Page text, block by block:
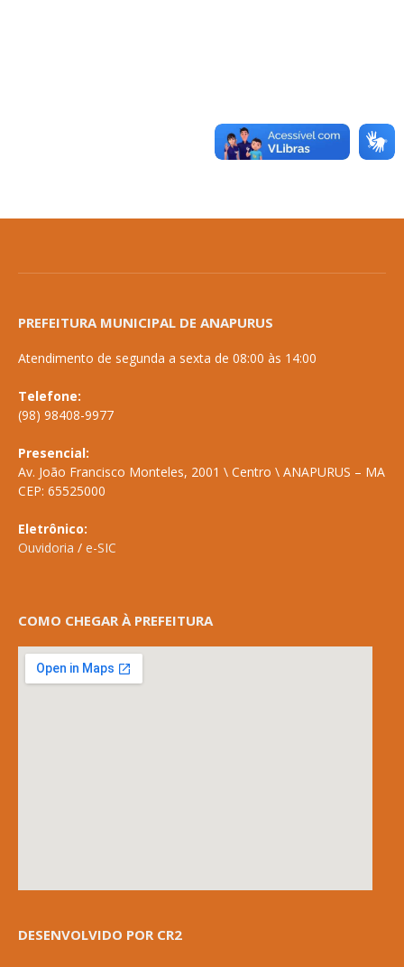
PREFEITURA MUNICIPAL DE ANAPURUS
Atendimento de segunda a sexta de 08:00 às 14:00
Telefone:
(98) 98408-9977
Presencial:
Av. João Francisco Monteles, 2001 \ Centro \ ANAPURUS – MA
CEP: 65525000
Eletrônico:
Ouvidoria / e-SIC
COMO CHEGAR À PREFEITURA
DESENVOLVIDO POR CR2